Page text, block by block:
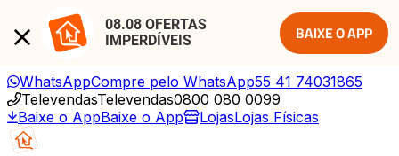
08.08 OFERTAS
IMPERDÍVEIS
BAIXE O APP
WhatsAppCompre pelo WhatsApp55 41 74031865
TelevendasTelevendas0800 080 0099
Baixe o AppBaixe o App LojasLojas Físicas